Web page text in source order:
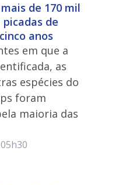
de 170 mil
de
anos
em que a
as
espécies do
foram
maioria das